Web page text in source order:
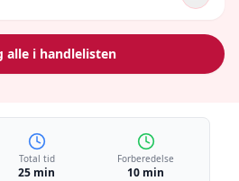
alle i handlelisten
Total tid
25 min
Forberedelse
10 min